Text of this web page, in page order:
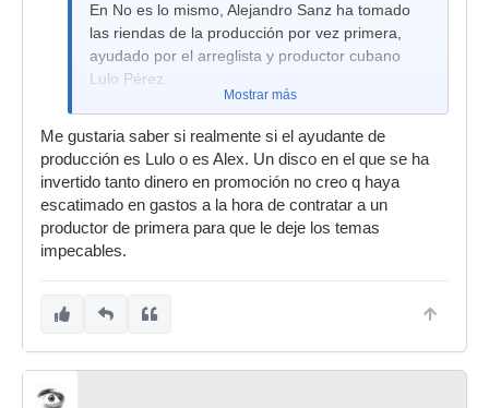
En No es lo mismo, Alejandro Sanz ha tomado
las riendas de la producción por vez primera,
ayudado por el arreglista y productor cubano
Lulo Pérez.
Mostrar más
Me gustaria saber si realmente si el ayudante de
producción es Lulo o es Alex. Un disco en el que se ha
invertido tanto dinero en promoción no creo q haya
escatimado en gastos a la hora de contratar a un
productor de primera para que le deje los temas
impecables.